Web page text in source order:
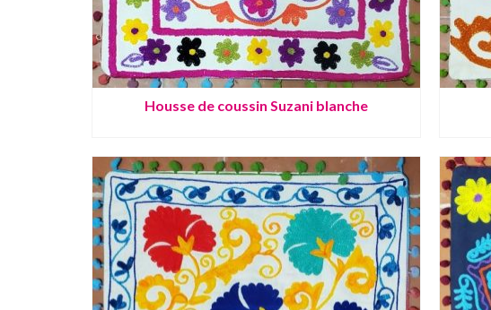
Housse de coussin Suzani blanche